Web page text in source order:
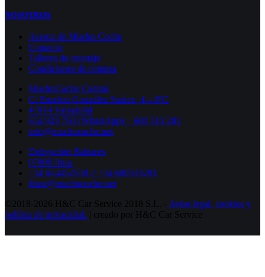
NOSOTROS
Acerca de Mucho Coche
Contacto
Talleres de montaje
Condiciones de compra
MuchoCoche Central
C/ Eusebio González Suárez, 4 – 8ºC
47014 Valladolid
654 923 760 (WhatsApp) – 600 513 281
info@muchocoche.net
Delegación Baleares
07800 Ibiza
+34 654452530 // +34 600513281
ibiza@muchocoche.net
©2018-2026 H&C Car Service 2018 S.L. - Aviso legal, cookies y
política de privacidad. | creado por H&C Car Service